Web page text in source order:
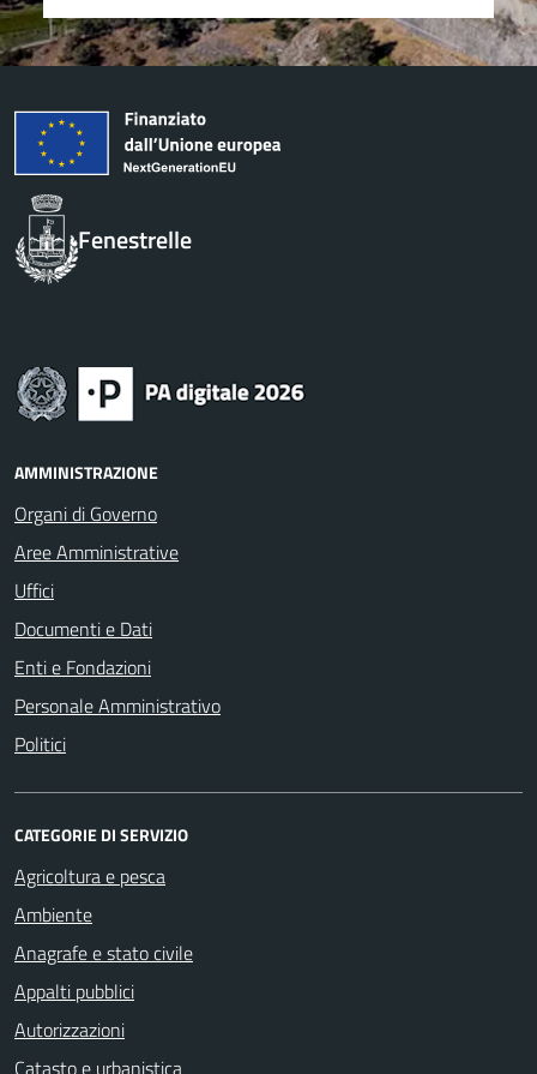
Fenestrelle
AMMINISTRAZIONE
Organi di Governo
Aree Amministrative
Uffici
Documenti e Dati
Enti e Fondazioni
Personale Amministrativo
Politici
CATEGORIE DI SERVIZIO
Agricoltura e pesca
Ambiente
Anagrafe e stato civile
Appalti pubblici
Autorizzazioni
Catasto e urbanistica